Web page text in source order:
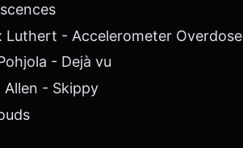
Luthert - Accelerometer Overdose
- Dejà vu
- Skippy